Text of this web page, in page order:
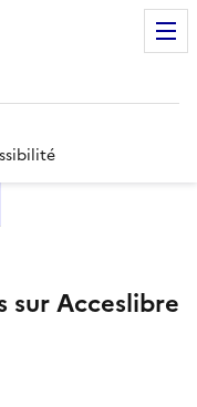
sur Acceslibre